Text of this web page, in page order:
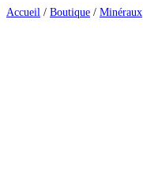
Accueil / Boutique / Minéraux